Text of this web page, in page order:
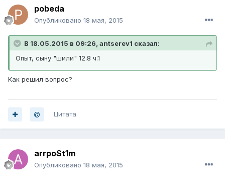
pobeda
Опубликовано 18 мая, 2015
В 18.05.2015 в 09:26, antserev1 сказал:
Опыт, сыну "шили" 12.8 ч.1
Как решил вопрос?
Цитата
arrpoSt1m
Опубликовано 18 мая, 2015